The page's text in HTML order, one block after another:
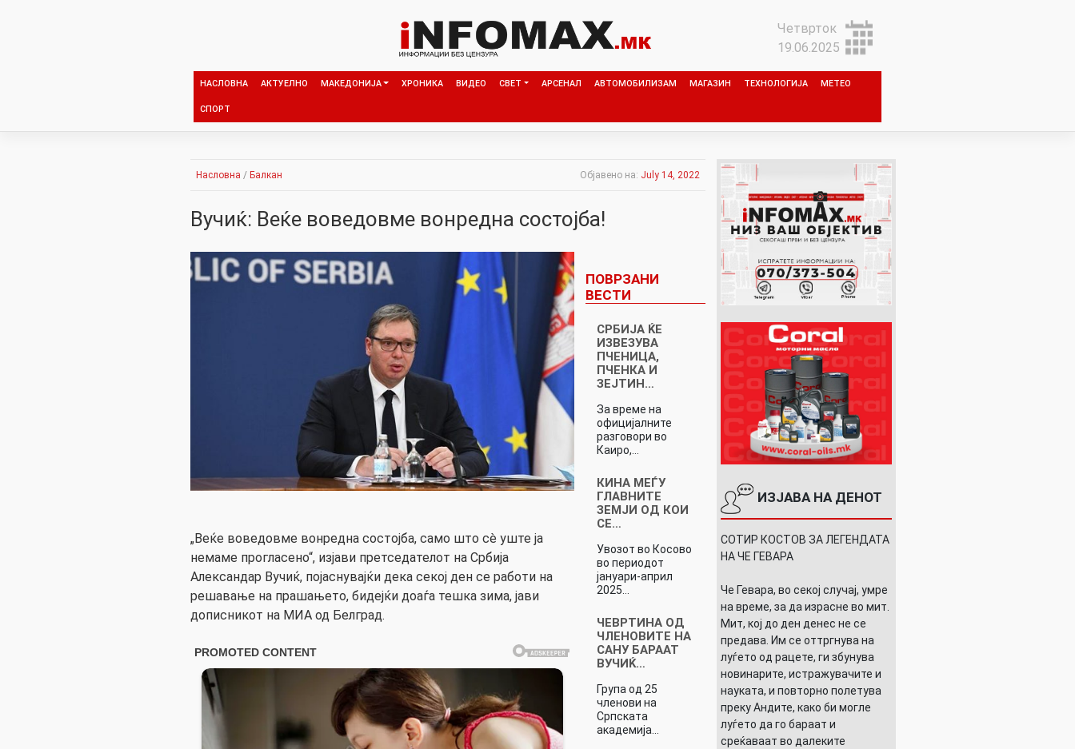
Четврток
19.06.2025
НАСЛОВНА АКТУЕЛНО МАКЕДОНИЈА ХРОНИКА ВИДЕО СВЕТ АРСЕНАЛ АВТОМОБИЛИЗАМ МАГАЗИН ТЕХНОЛОГИЈА МЕТЕО
СПОРТ
Насловна / Балкан Објавено на: July 14, 2022
Вучиќ: Веќе воведовме вонредна состојба!
„Веќе воведовме вонредна состојба, само што сè уште ја
немаме прогласено“, изјави претседателот на Србија
Александар Вучиќ, појаснувајќи дека секој ден се работи на
решавање на прашањето, бидејќи доаѓа тешка зима, јави
дописникот на МИА од Белград.
ПОВРЗАНИ
ВЕСТИ
СРБИЈА ЌЕ
ИЗВЕЗУВА
ПЧЕНИЦА,
ПЧЕНКА И
ЗЕЈТИН…
За време на
официјалните
разговори во
Каиро,…
КИНА МЕЃУ
ГЛАВНИТЕ
ЗЕМЈИ ОД КОИ
СЕ…
Увозот во Косово
во периодот
јануари-април
2025…
ЧЕВРТИНА ОД
ЧЛЕНОВИТЕ НА
САНУ БАРААТ
ВУЧИЌ…
Група од 25
членови на
Српската
академија…
ИЗЈАВА НА ДЕНОТ
СОТИР КОСТОВ ЗА ЛЕГЕНДАТА
НА ЧЕ ГЕВАРА
Че Гевара, во секој случај, умре
на време, за да израсне во мит.
Мит, кој до ден денес не се
предава. Им се оттргнува на
луѓето од рацете, ги збунува
новинарите, истражувачите и
науката, и повторно полетува
преку Андите, како би могле
луѓето да го бараат и
среќаваат во далеките